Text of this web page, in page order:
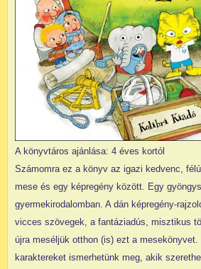
A könyvtáros ajánlása: 4 éves kortól
Számomra ez a könyv az igazi kedvenc,
mese és egy képregény között. Egy
gyermekirodalomban. A dán képregény-
vicces szövegek, a fantáziadús, misztikus
újra meséljük otthon (is) ezt a mesekönyvet.
karaktereket ismerhetünk meg, akik